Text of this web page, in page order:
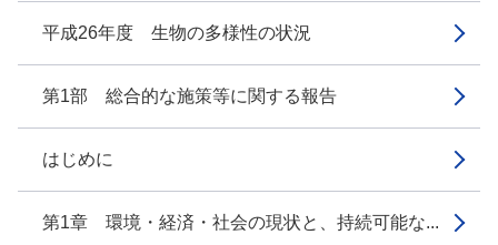
平成26年度 生物の多様性の状況
第1部 総合的な施策等に関する報告
はじめに
第1章 環境・経済・社会の現状と、持続可能な...